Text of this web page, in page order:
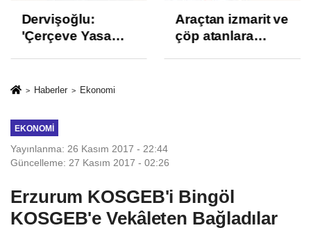
Dervişoğlu:
'Çerçeve Yasa
ve İhanet
Araçtan izmarit ve
çöp atanlara
Haberler Ekonomi
EKONOMI
Yayınlanma: 26 Kasım 2017 - 22:44
Güncelleme: 27 Kasım 2017 - 02:26
Erzurum KOSGEB'i Bingöl
KOSGEB'e Vekâleten Bağladılar